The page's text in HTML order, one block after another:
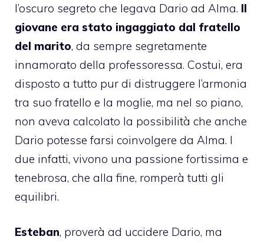
l’oscuro segreto che legava Dario ad Alma. Il
giovane era stato ingaggiato dal fratello
del marito, da sempre segretamente
innamorato della professoressa. Costui, era
disposto a tutto pur di distruggere l’armonia
tra suo fratello e la moglie, ma nel so piano,
non aveva calcolato la possibilità che anche
Dario potesse farsi coinvolgere da Alma. I
due infatti, vivono una passione fortissima e
tenebrosa, che alla fine, romperà tutti gli
equilibri.
Esteban, proverà ad uccidere Dario, ma